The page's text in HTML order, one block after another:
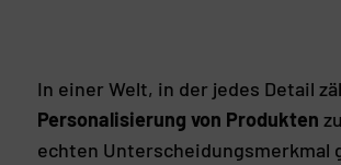
In einer Welt, in der jedes Detail
Personalisierung von Produkten
echten Unterscheidungsmerkmal